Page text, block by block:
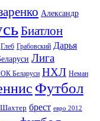
Александр
Биатлон
Глеб Грабовский Дарья
Лига
Беларуси НХЛ Неман
Футбол
Шахтер брест евро 2012